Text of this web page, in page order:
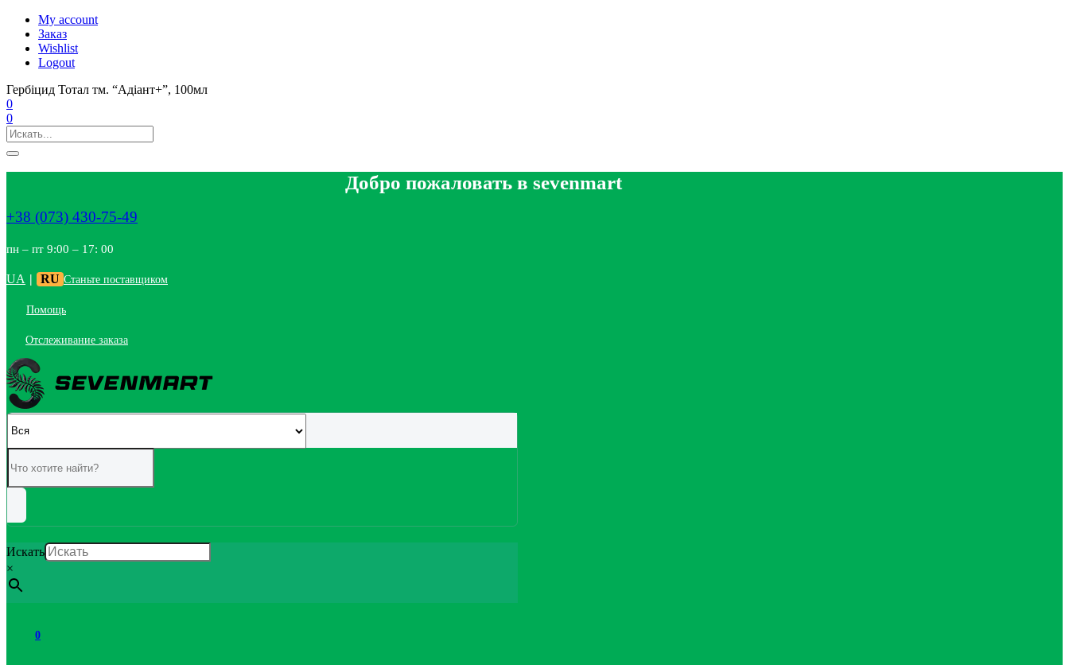
My account
Заказ
Wishlist
Logout
Гербіцид Тотал тм. “Адіант+”, 100мл
0
0
Добро пожаловать в sevenmart
+38 (073) 430-75-49
пн – пт 9:00 – 17: 00
UA | RU Станьте поставщиком
Помощь
Отслеживание заказа
Искать
×
0